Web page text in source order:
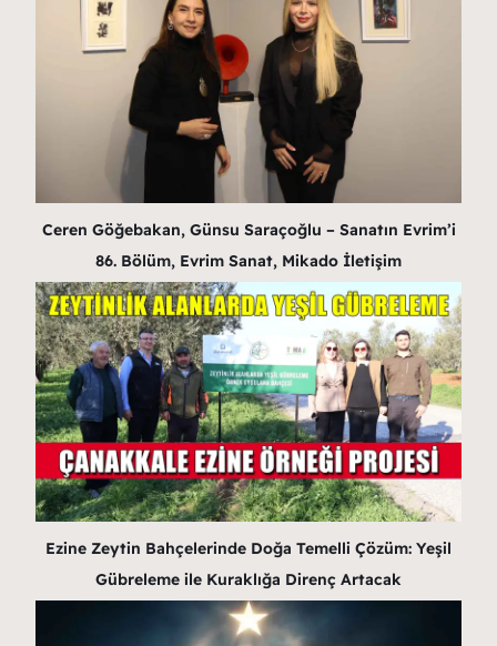
Ceren Göğebakan, Günsu Saraçoğlu – Sanatın Evrim’i
86. Bölüm, Evrim Sanat, Mikado İletişim
Ezine Zeytin Bahçelerinde Doğa Temelli Çözüm: Yeşil
Gübreleme ile Kuraklığa Direnç Artacak